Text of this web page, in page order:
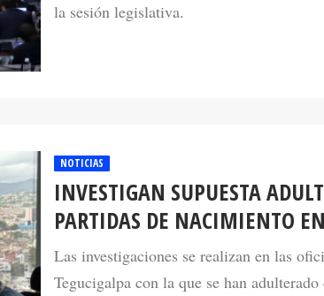
la sesión legislativa.
NOTICIAS
INVESTIGAN SUPUESTA
PARTIDAS DE NACIMIENTO
Las investigaciones se realizan en las
Tegucigalpa con la que se han